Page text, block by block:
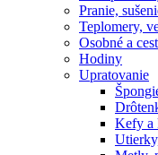
Pranie,
Teplomery,
Osobné a
Hodiny
Upratovanie
Kefy a